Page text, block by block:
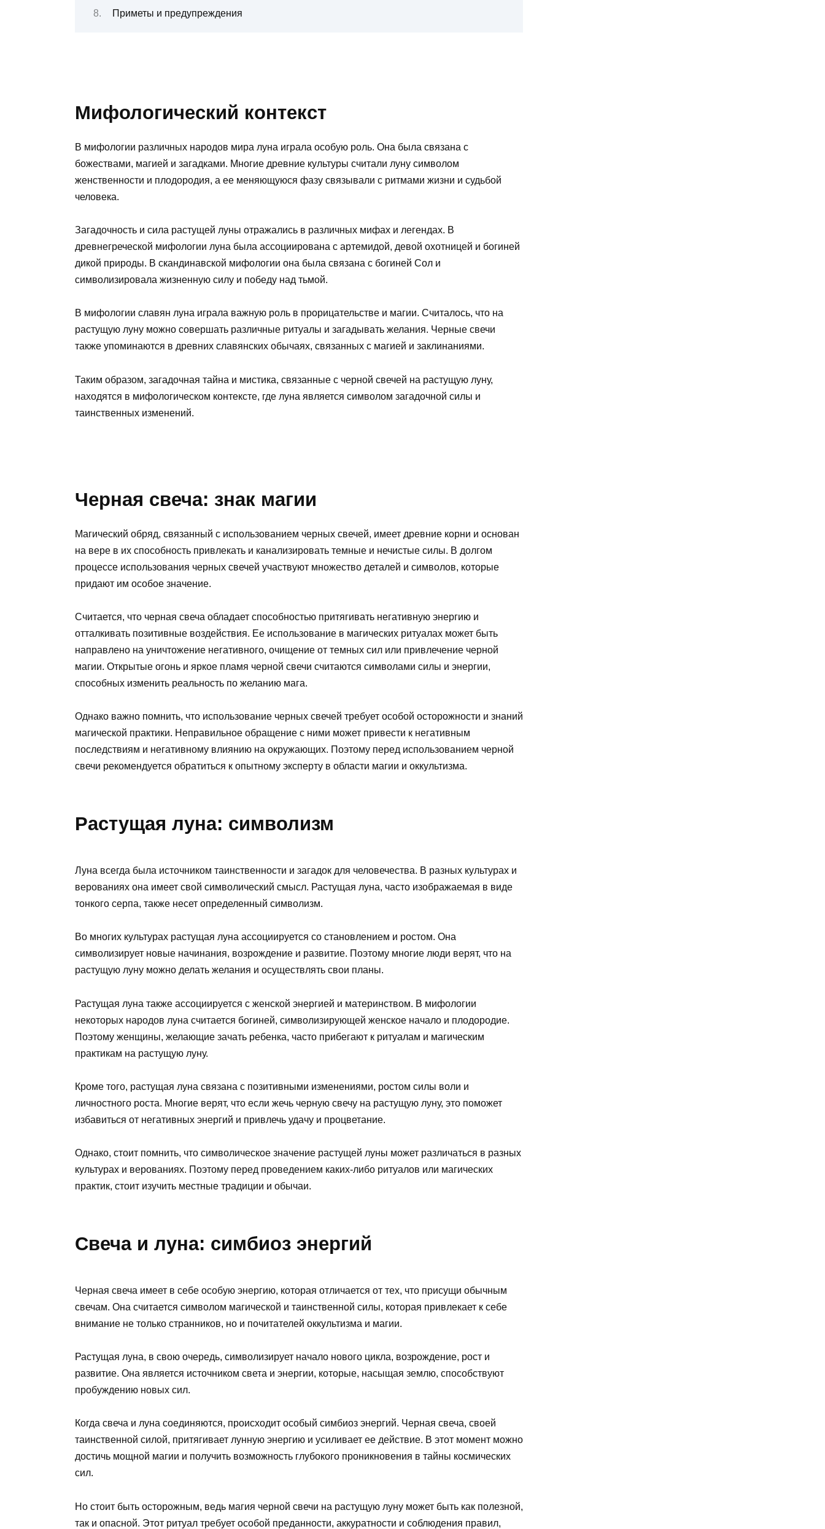
Приметы и предупреждения
Мифологический контекст
В мифологии различных народов мира луна играла особую роль. Она была связана с
божествами, магией и загадками. Многие древние культуры считали луну символом
женственности и плодородия, а ее меняющуюся фазу связывали с ритмами жизни и судьбой
человека.
Загадочность и сила растущей луны отражались в различных мифах и легендах. В
древнегреческой мифологии луна была ассоциирована с артемидой, девой охотницей и богиней
дикой природы. В скандинавской мифологии она была связана с богиней Сол и
символизировала жизненную силу и победу над тьмой.
В мифологии славян луна играла важную роль в прорицательстве и магии. Считалось, что на
растущую луну можно совершать различные ритуалы и загадывать желания. Черные свечи
также упоминаются в древних славянских обычаях, связанных с магией и заклинаниями.
Таким образом, загадочная тайна и мистика, связанные с черной свечей на растущую луну,
находятся в мифологическом контексте, где луна является символом загадочной силы и
таинственных изменений.
Черная свеча: знак магии
Магический обряд, связанный с использованием черных свечей, имеет древние корни и основан
на вере в их способность привлекать и канализировать темные и нечистые силы. В долгом
процессе использования черных свечей участвуют множество деталей и символов, которые
придают им особое значение.
Считается, что черная свеча обладает способностью притягивать негативную энергию и
отталкивать позитивные воздействия. Ее использование в магических ритуалах может быть
направлено на уничтожение негативного, очищение от темных сил или привлечение черной
магии. Открытые огонь и яркое пламя черной свечи считаются символами силы и энергии,
способных изменить реальность по желанию мага.
Однако важно помнить, что использование черных свечей требует особой осторожности и знаний
магической практики. Неправильное обращение с ними может привести к негативным
последствиям и негативному влиянию на окружающих. Поэтому перед использованием черной
свечи рекомендуется обратиться к опытному эксперту в области магии и оккультизма.
Растущая луна: символизм
Луна всегда была источником таинственности и загадок для человечества. В разных культурах и
верованиях она имеет свой символический смысл. Растущая луна, часто изображаемая в виде
тонкого серпа, также несет определенный символизм.
Во многих культурах растущая луна ассоциируется со становлением и ростом. Она
символизирует новые начинания, возрождение и развитие. Поэтому многие люди верят, что на
растущую луну можно делать желания и осуществлять свои планы.
Растущая луна также ассоциируется с женской энергией и материнством. В мифологии
некоторых народов луна считается богиней, символизирующей женское начало и плодородие.
Поэтому женщины, желающие зачать ребенка, часто прибегают к ритуалам и магическим
практикам на растущую луну.
Кроме того, растущая луна связана с позитивными изменениями, ростом силы воли и
личностного роста. Многие верят, что если жечь черную свечу на растущую луну, это поможет
избавиться от негативных энергий и привлечь удачу и процветание.
Однако, стоит помнить, что символическое значение растущей луны может различаться в разных
культурах и верованиях. Поэтому перед проведением каких-либо ритуалов или магических
практик, стоит изучить местные традиции и обычаи.
Свеча и луна: симбиоз энергий
Черная свеча имеет в себе особую энергию, которая отличается от тех, что присущи обычным
свечам. Она считается символом магической и таинственной силы, которая привлекает к себе
внимание не только странников, но и почитателей оккультизма и магии.
Растущая луна, в свою очередь, символизирует начало нового цикла, возрождение, рост и
развитие. Она является источником света и энергии, которые, насыщая землю, способствуют
пробуждению новых сил.
Когда свеча и луна соединяются, происходит особый симбиоз энергий. Черная свеча, своей
таинственной силой, притягивает лунную энергию и усиливает ее действие. В этот момент можно
достичь мощной магии и получить возможность глубокого проникновения в тайны космических
сил.
Но стоит быть осторожным, ведь магия черной свечи на растущую луну может быть как полезной,
так и опасной. Этот ритуал требует особой преданности, аккуратности и соблюдения правил,